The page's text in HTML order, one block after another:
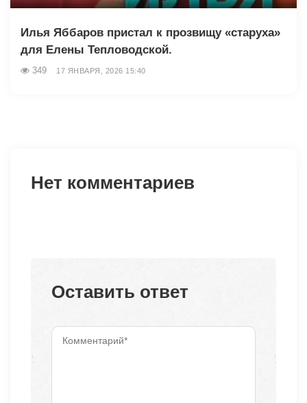
Илья Яббаров пристал к прозвищу «старуха»
для Елены Тепловодской.
349 17 ЯНВАРЯ, 2026 15:40
Нет комментариев
Оставить ответ